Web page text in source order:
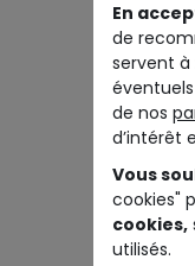
En
de
servent à
de nos
d’intérêt
Vous
cookies"
cookies,
utilisés.